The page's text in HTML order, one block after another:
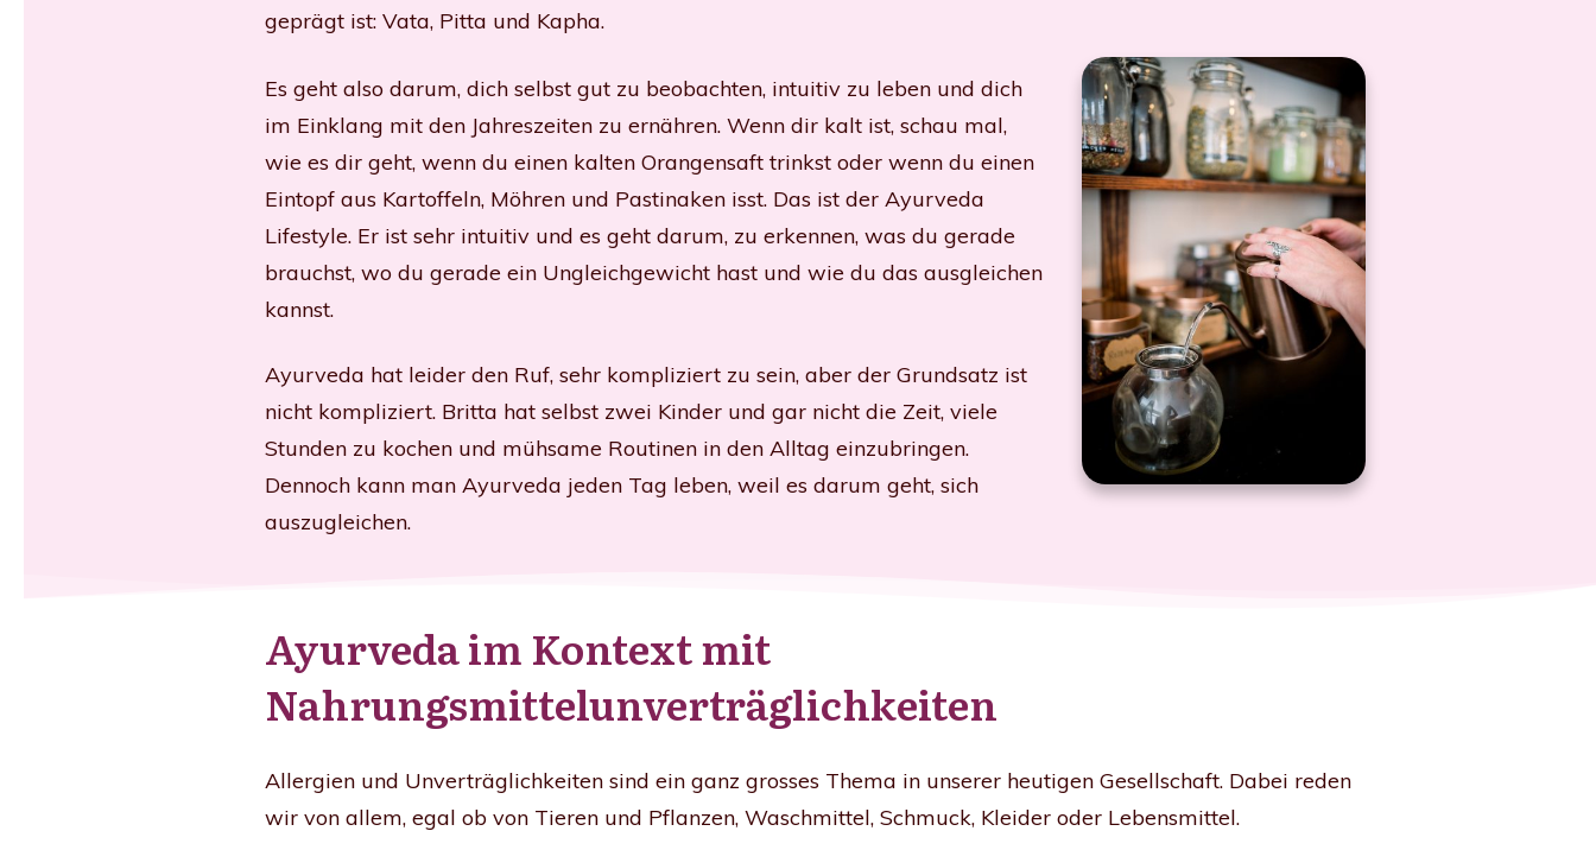
geprägt ist: Vata, Pitta und Kapha.
Es geht also darum, dich selbst gut zu beobachten, intuitiv zu leben und dich
im Einklang mit den Jahreszeiten zu ernähren. Wenn dir kalt ist, schau mal,
wie es dir geht, wenn du einen kalten Orangensaft trinkst oder wenn du einen
Eintopf aus Kartoffeln, Möhren und Pastinaken isst. Das ist der Ayurveda
Lifestyle. Er ist sehr intuitiv und es geht darum, zu erkennen, was du gerade
brauchst, wo du gerade ein Ungleichgewicht hast und wie du das ausgleichen
kannst.
Ayurveda hat leider den Ruf, sehr kompliziert zu sein, aber der Grundsatz ist
nicht kompliziert. Britta hat selbst zwei Kinder und gar nicht die Zeit, viele
Stunden zu kochen und mühsame Routinen in den Alltag einzubringen.
Dennoch kann man Ayurveda jeden Tag leben, weil es darum geht, sich
auszugleichen.
Ayurveda im Kontext mit
Nahrungsmittelunverträglichkeiten
Allergien und Unverträglichkeiten sind ein ganz grosses Thema in unserer heutigen Gesellschaft. Dabei reden
wir von allem, egal ob von Tieren und Pflanzen, Waschmittel, Schmuck, Kleider oder Lebensmittel.